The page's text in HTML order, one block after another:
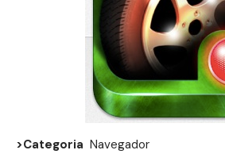
>Categoria Navegador